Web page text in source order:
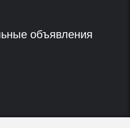
объявления